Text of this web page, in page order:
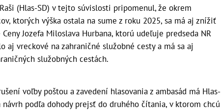
(Hlas-SD) v tejto súvislosti pripomenul, že okrem
ktorých výška ostala na sume z roku 2025, sa má aj znížiť
Jozefa Miloslava Hurbana, ktorú udeľuje predseda NR
aj vreckové na zahraničné služobné cesty a má sa aj
služobných cestách.
voľby poštou a zavedení hlasovania z ambasád má Hlas-
návrh podľa dohody prejsť do druhého čítania, v ktorom chcú